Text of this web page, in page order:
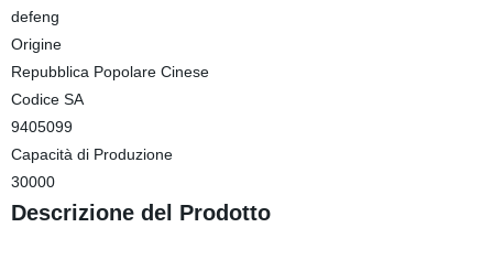
defeng
Origine
Repubblica Popolare Cinese
Codice SA
9405099
Capacità di Produzione
30000
Descrizione del Prodotto